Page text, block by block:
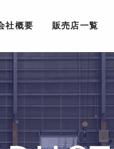
社概要 販売店一覧